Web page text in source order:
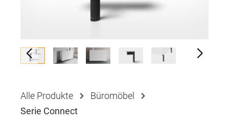
Alle Produkte
Büromöbel
Serie Connect